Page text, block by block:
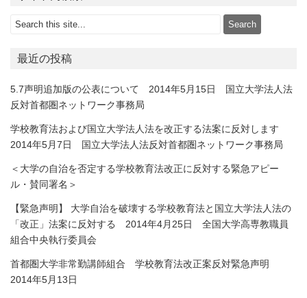
最近の投稿
5.7声明追加版の公表について 2014年5月15日 国立大学法人法
反対首都圏ネットワーク事務局
学校教育法および国立大学法人法を改正する法案に反対します
2014年5月7日 国立大学法人法反対首都圏ネットワーク事務局
＜大学の自治を否定する学校教育法改正に反対する緊急アピー
ル・賛同署名＞
【緊急声明】 大学自治を破壊する学校教育法と国立大学法人法の
「改正」法案に反対する 2014年4月25日 全国大学高専教職員
組合中央執行委員会
首都圏大学非常勤講師組合 学校教育法改正案反対緊急声明
2014年5月13日